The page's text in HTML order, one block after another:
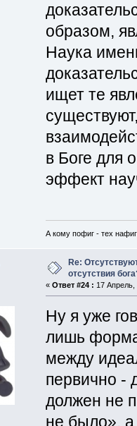
образом,
Наука
ищет те
в Боге для
эффект
А кому пофиг - тех
Re:
отсутствия
« Ответ #24 : 17 Апрель,
Ну я уже
лишь форма
между
первично -
должен не
не было», а